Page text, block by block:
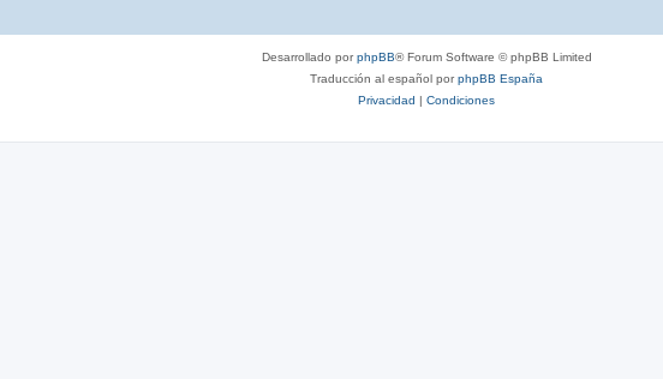
Desarrollado porphpBB® Forum Software © phpBB Limited
Traducción al español porphpBB España
Privacidad | Condiciones